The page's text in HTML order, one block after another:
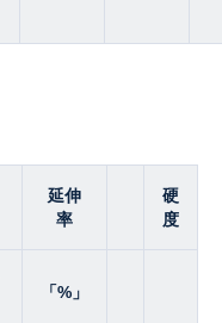
延伸
率
硬
度
「%」